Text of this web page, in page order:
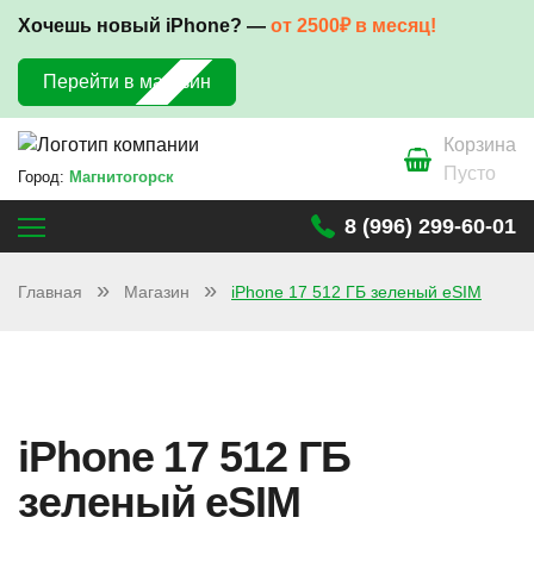
Хочешь новый iPhone? — от 2500₽ в месяц!
Перейти в магазин
Город: Магнитогорск
Корзина
Пусто
8 (996) 299-60-01
Главная Магазин iPhone 17 512 ГБ зеленый eSIM
iPhone 17 512 ГБ
зеленый eSIM